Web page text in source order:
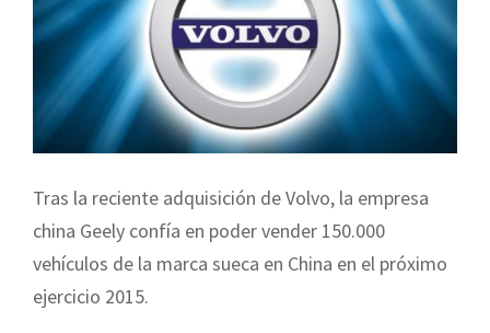
Tras la reciente adquisición de Volvo, la empresa
china Geely confía en poder vender 150.000
vehículos de la marca sueca en China en el próximo
ejercicio 2015.